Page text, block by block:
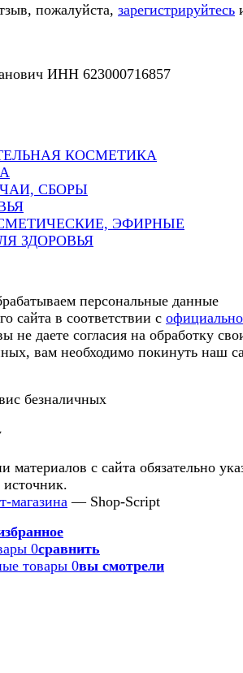
пожалуйста, зарегистрируйтесь
ИНН 623000716857
КОСМЕТИКА
СБОРЫ
ЭФИРНЫЕ
ЗДОРОВЬЯ
персональные данные
сайта в соответствии с
не даете согласия на обработку
вам необходимо покинуть наш
материалов с сайта обязательно
магазина — Shop-Script
0сравнить
товары 0вы смотрели